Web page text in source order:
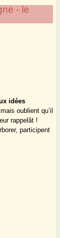
- le
idées
oublient qu’il
rappelât !
participent